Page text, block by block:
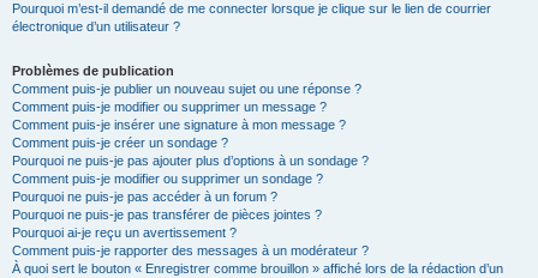
Pourquoi m’est-il demandé de me connecter lorsque je clique sur le lien de courrier
électronique d’un utilisateur ?
Problèmes de publication
Comment puis-je publier un nouveau sujet ou une réponse ?
Comment puis-je modifier ou supprimer un message ?
Comment puis-je insérer une signature à mon message ?
Comment puis-je créer un sondage ?
Pourquoi ne puis-je pas ajouter plus d’options à un sondage ?
Comment puis-je modifier ou supprimer un sondage ?
Pourquoi ne puis-je pas accéder à un forum ?
Pourquoi ne puis-je pas transférer de pièces jointes ?
Pourquoi ai-je reçu un avertissement ?
Comment puis-je rapporter des messages à un modérateur ?
À quoi sert le bouton « Enregistrer comme brouillon » affiché lors de la rédaction d’un